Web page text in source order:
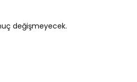
değişmeyecek.